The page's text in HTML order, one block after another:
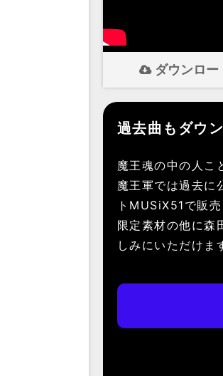
ダウンロー
過去曲もダウ
魔王魂の中の人こ
魔王軍では過去に
トMUSiX51で販
限定素材の他に森
しみにいただけま